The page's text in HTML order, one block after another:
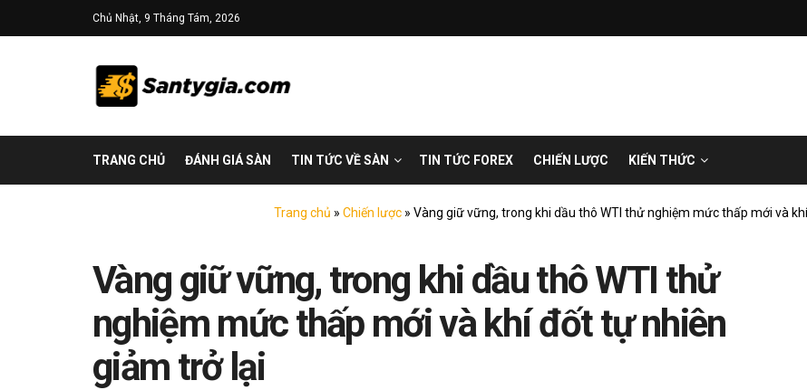
Chủ Nhật, 9 Tháng Tám, 2026
TRANG CHỦ ĐÁNH GIÁ SÀN TIN TỨC VỀ SÀN TIN TỨC FOREX CHIẾN LƯỢC KIẾN THỨC
Trang chủ » Chiến lược» Vàng giữ vững, trong khi dầu thô WTI thử nghiệm mức thấp mới và
Vàng giữ vững, trong khi dầu thô WTI thử
nghiệm mức thấp mới và khí đốt tự nhiên
giảm trở lại​